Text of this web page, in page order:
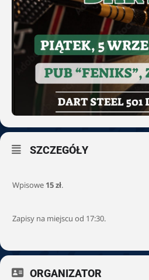
SZCZEGÓŁY
Wpisowe 15 zł.
Zapisy na miejscu od 17:30.
ORGANIZATOR